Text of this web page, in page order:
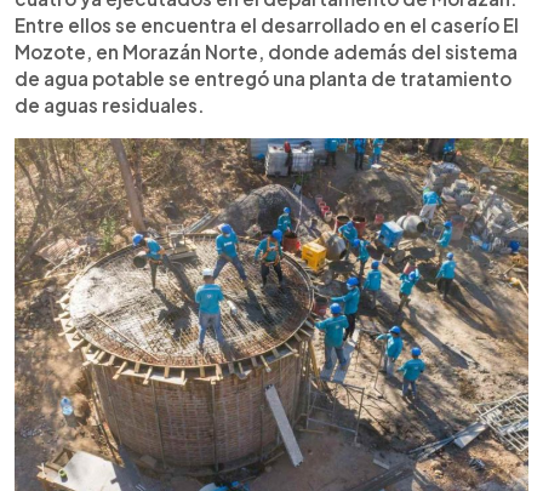
Entre ellos se encuentra el desarrollado en el caserío El
Mozote, en Morazán Norte, donde además del sistema
de agua potable se entregó una planta de tratamiento
de aguas residuales.